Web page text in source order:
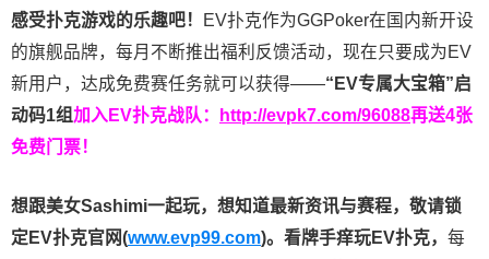
感受扑克游戏的乐趣吧！
EV扑克作为GGPoker在国内新开设
的旗舰品牌，每月不断推出福利反馈活动，现在只要成为EV
新用户，达成免费赛任务就可以获得——“EV专属大宝箱”启
动码1组加入EV扑克战队： http://evpk7.com/96088再送4张
免费门票！
想跟美女Sashimi一起玩， 想知道最新资讯与赛程， 敬请锁
定EV扑克官网(www.evp99.com)。 看牌手痒玩EV扑克， 每